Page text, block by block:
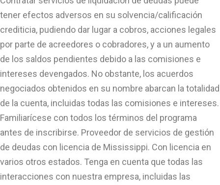
tener efectos adversos en su solvencia/calificación
crediticia, pudiendo dar lugar a cobros, acciones legales
por parte de acreedores o cobradores, y a un aumento
de los saldos pendientes debido a las comisiones e
intereses devengados. No obstante, los acuerdos
negociados obtenidos en su nombre abarcan la totalidad
de la cuenta, incluidas todas las comisiones e intereses.
Familiarícese con todos los términos del programa
antes de inscribirse. Proveedor de servicios de gestión
de deudas con licencia de Mississippi. Con licencia en
varios otros estados. Tenga en cuenta que todas las
interacciones con nuestra empresa, incluidas las